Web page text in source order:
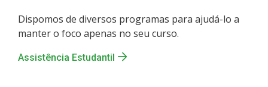
Dispomos de diversos programas para ajudá-lo a
manter o foco apenas no seu curso.
Assistência Estudantil